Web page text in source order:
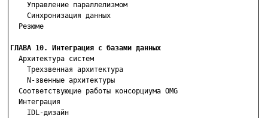
    Управление параллелизмом
    Синхронизация данных
  Резюме
ГЛАВА 10. Интеграция с базами данных
Архитектура систем
    Трехзвенная архитектура
    N-звенные архитектуры
  Соответствующие работы консорциума OMG
  Интеграция
    IDL-дизайн